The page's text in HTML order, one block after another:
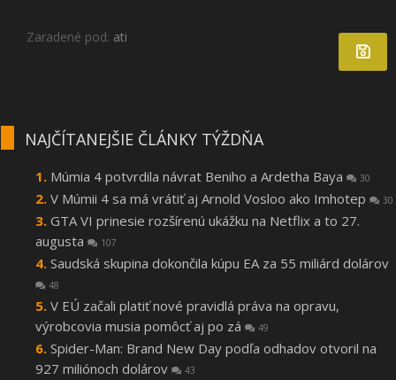
Zaradené pod: ati
NAJČÍTANEJŠIE ČLÁNKY TÝŽDŇA
Múmia 4 potvrdila návrat Beniho a Ardetha Baya 30
V Múmii 4 sa má vrátiť aj Arnold Vosloo ako Imhotep 30
GTA VI prinesie rozšírenú ukážku na Netflix a to 27.
augusta
107
Saudská skupina dokončila kúpu EA za 55 miliárd dolárov
48
V EÚ začali platiť nové pravidlá práva na opravu,
výrobcovia musia pomôcť aj po zá
49
Spider-Man: Brand New Day podľa odhadov otvoril na
927 miliónoch dolárov
43